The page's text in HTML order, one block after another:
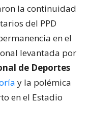
la continuidad
del PPD
en el
levantada por
de Deportes
y la polémica
en el Estadio